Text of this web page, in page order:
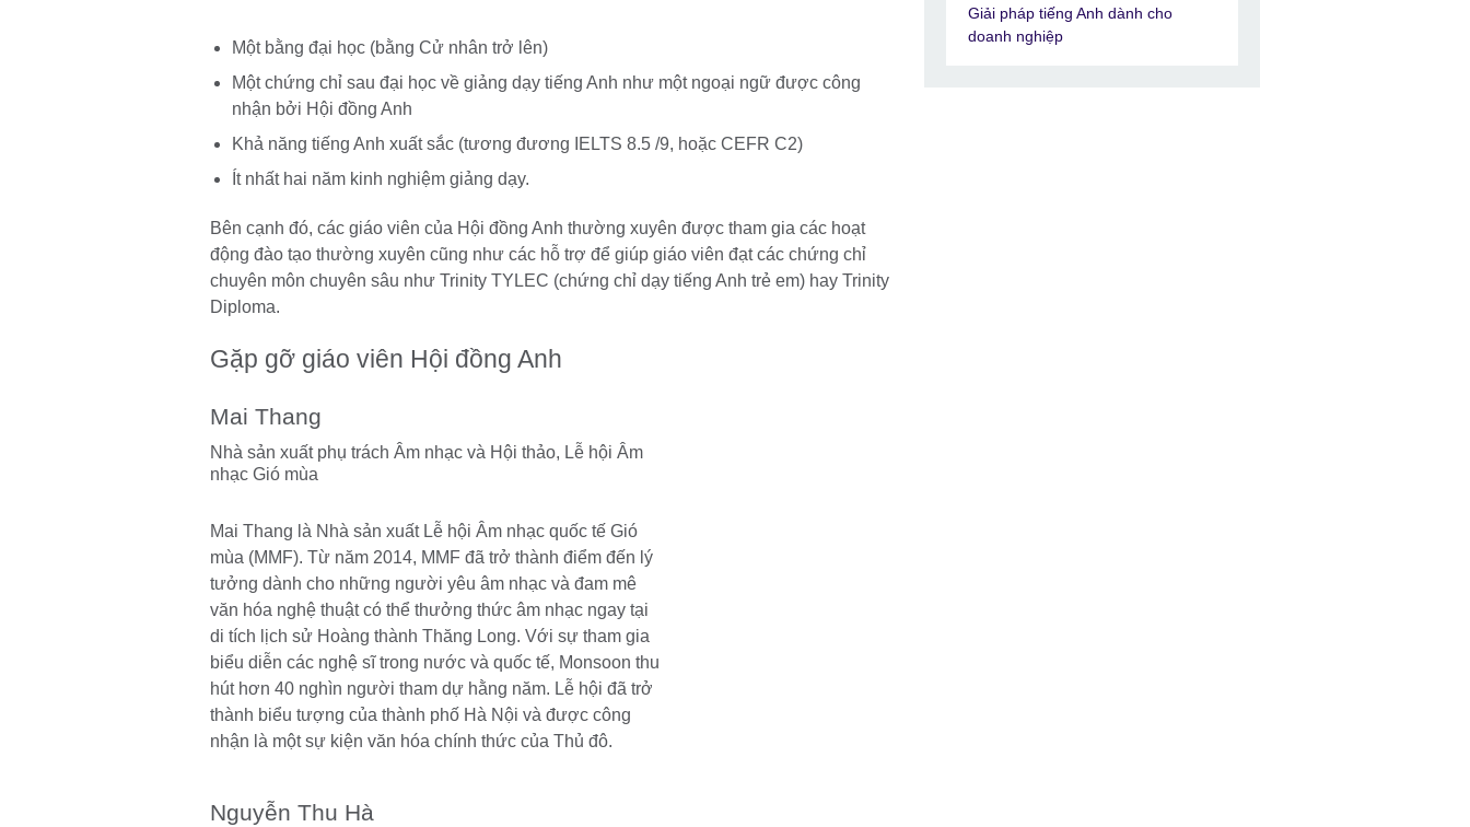
Một bằng đại học (bằng Cử nhân trở lên)
Một chứng chỉ sau đại học về giảng dạy tiếng Anh như một ngoại ngữ được công
nhận bởi Hội đồng Anh
Khả năng tiếng Anh xuất sắc (tương đương IELTS 8.5 /9, hoặc CEFR C2)
Ít nhất hai năm kinh nghiệm giảng dạy.
Bên cạnh đó, các giáo viên của Hội đồng Anh thường xuyên được tham gia các hoạt
động đào tạo thường xuyên cũng như các hỗ trợ để giúp giáo viên đạt các chứng chỉ
chuyên môn chuyên sâu như Trinity TYLEC (chứng chỉ dạy tiếng Anh trẻ em) hay Trinity
Diploma.
Gặp gỡ giáo viên Hội đồng Anh
Mai Thang
Nhà sản xuất phụ trách Âm nhạc và Hội thảo, Lễ hội Âm
nhạc Gió mùa
Mai Thang là Nhà sản xuất Lễ hội Âm nhạc quốc tế Gió
mùa (MMF). Từ năm 2014, MMF đã trở thành điểm đến lý
tưởng dành cho những người yêu âm nhạc và đam mê
văn hóa nghệ thuật có thể thưởng thức âm nhạc ngay tại
di tích lịch sử Hoàng thành Thăng Long. Với sự tham gia
biểu diễn các nghệ sĩ trong nước và quốc tế, Monsoon thu
hút hơn 40 nghìn người tham dự hằng năm. Lễ hội đã trở
thành biểu tượng của thành phố Hà Nội và được công
nhận là một sự kiện văn hóa chính thức của Thủ đô.
Nguyễn Thu Hà
Giải pháp tiếng Anh dành cho
doanh nghiệp